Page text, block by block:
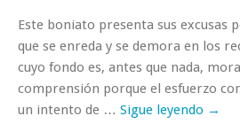
Este boniato presenta sus excusas
que se enreda y se demora en los
cuyo fondo es, antes que nada,
comprensión porque el esfuerzo
un intento de … Sigue leyendo →